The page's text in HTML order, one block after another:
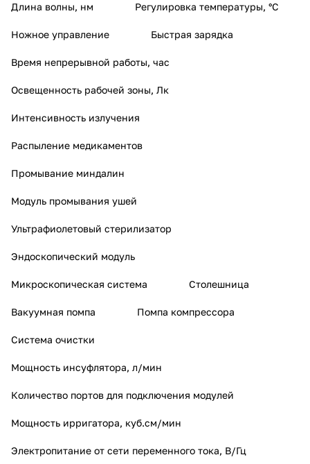
Длина волны, нм Регулировка температуры, °С
Ножное управление Быстрая зарядка
Время непрерывной работы, час
Освещенность рабочей зоны, Лк
Интенсивность излучения
Распыление медикаментов
Промывание миндалин
Модуль промывания ушей
Ультрафиолетовый стерилизатор
Эндоскопический модуль
Микроскопическая система Столешница
Вакуумная помпа Помпа компрессора
Система очистки
Мощность инсуфлятора, л/мин
Количество портов для подключения модулей
Мощность ирригатора, куб.см/мин
Электропитание от сети переменного тока, В/Гц